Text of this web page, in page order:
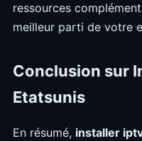
ressources
meilleur parti de votre
Conclusion sur
Etatsunis
En résumé, installer